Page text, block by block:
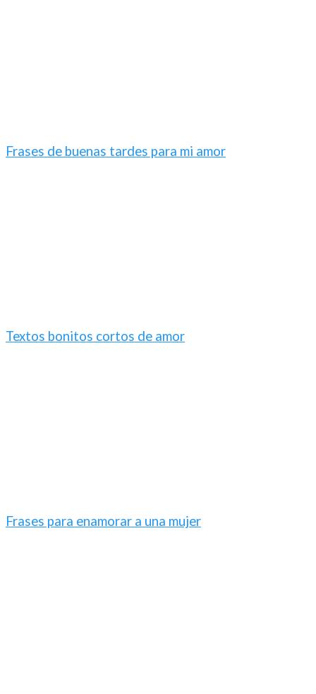
Frases de buenas tardes para mi amor
Textos bonitos cortos de amor
Frases para enamorar a una mujer